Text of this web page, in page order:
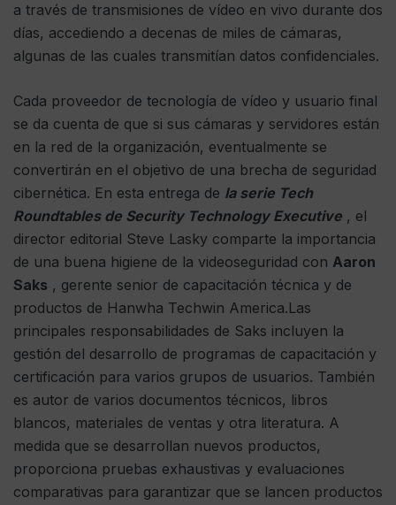
a través de transmisiones de vídeo en vivo durante dos
días, accediendo a decenas de miles de cámaras,
algunas de las cuales transmitían datos confidenciales.
Cada proveedor de tecnología de vídeo y usuario final
se da cuenta de que si sus cámaras y servidores están
en la red de la organización, eventualmente se
convertirán en el objetivo de una brecha de seguridad
cibernética. En esta entrega de la serie Tech
Roundtables de Security Technology Executive , el
director editorial Steve Lasky comparte la importancia
de una buena higiene de la videoseguridad con Aaron
Saks , gerente senior de capacitación técnica y de
productos de Hanwha Techwin America.Las
principales responsabilidades de Saks incluyen la
gestión del desarrollo de programas de capacitación y
certificación para varios grupos de usuarios. También
es autor de varios documentos técnicos, libros
blancos, materiales de ventas y otra literatura. A
medida que se desarrollan nuevos productos,
proporciona pruebas exhaustivas y evaluaciones
comparativas para garantizar que se lancen productos